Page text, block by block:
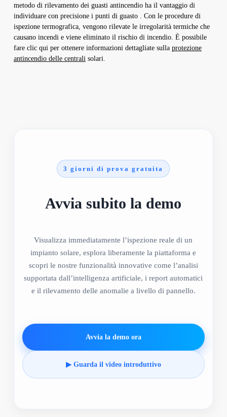
metodo di rilevamento dei guasti antincendio ha il vantaggio di
individuare con precisione i punti di guasto . Con le procedure di
ispezione termografica, vengono rilevate le irregolarità termiche che
causano incendi e viene eliminato il rischio di incendio. È possibile
fare clic qui per ottenere informazioni dettagliate sulla protezione
antincendio delle centralisolari.
3 giorni di prova gratuita
Avvia subito la demo
Visualizza immediatamente l’ispezione reale di un
impianto solare, esplora liberamente la piattaforma e
scopri le nostre funzionalità innovative come l’analisi
supportata dall’intelligenza artificiale, i report automatici
e il rilevamento delle anomalie a livello di pannello.
Avvia la demo ora
▶ Guarda il video introduttivo